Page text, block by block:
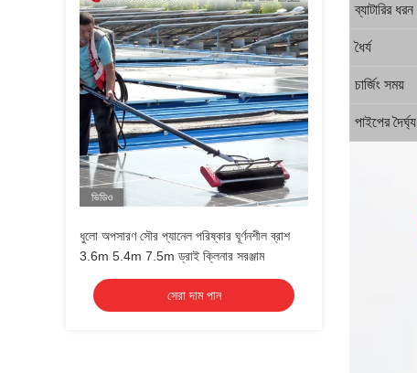
ভিডিও
ধুলো অপসারণ সৌর প্যানেল পরিষ্কার ঘূর্ণনশীল ব্রাশ
3.6m 5.4m 7.5m ড্রাই ক্লিনার সরঞ্জাম
সেরা দাম পান
ব্যাটারির ধরন
ধৈর্য
চার্জিং সময়
পাইপের দৈর্ঘ্য